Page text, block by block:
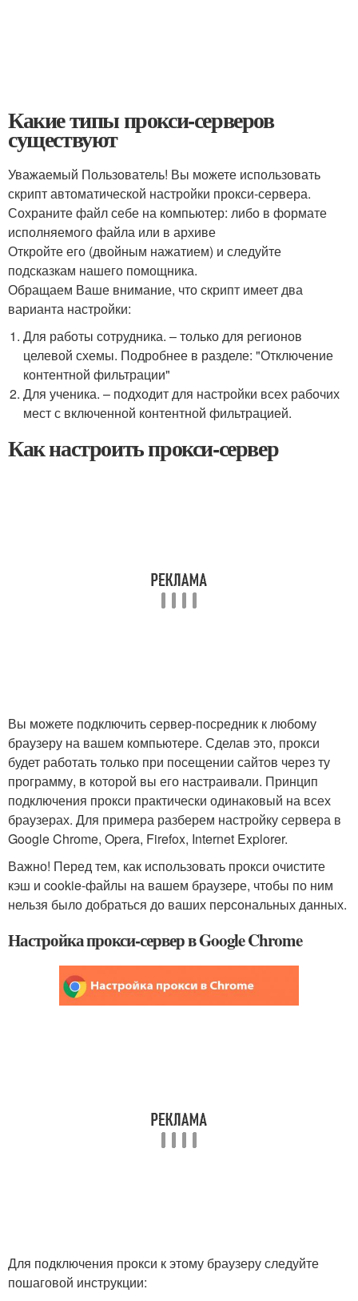
Какие типы прокси-серверов
существуют
Уважаемый Пользователь! Вы можете использовать
скрипт автоматической настройки прокси-сервера.
Сохраните файл себе на компьютер: либо в формате
исполняемого файла или в архиве
Откройте его (двойным нажатием) и следуйте
подсказкам нашего помощника.
Обращаем Ваше внимание, что скрипт имеет два
варианта настройки:
Для работы сотрудника. – только для регионов
целевой схемы. Подробнее в разделе: "Отключение
контентной фильтрации"
Для ученика. – подходит для настройки всех рабочих
мест с включенной контентной фильтрацией.
Как настроить прокси-сервер
Вы можете подключить сервер-посредник к любому
браузеру на вашем компьютере. Сделав это, прокси
будет работать только при посещении сайтов через ту
программу, в которой вы его настраивали. Принцип
подключения прокси практически одинаковый на всех
браузерах. Для примера разберем настройку сервера в
Google Chrome, Opera, Firefox, Internet Explorer.
Важно! Перед тем, как использовать прокси очистите
кэш и cookie-файлы на вашем браузере, чтобы по ним
нельзя было добраться до ваших персональных данных.
Настройка прокси-сервер в Google Chrome
Для подключения прокси к этому браузеру следуйте
пошаговой инструкции: